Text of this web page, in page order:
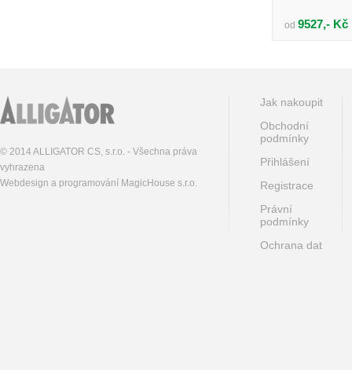
od 9527,- Kč
© 2014 ALLIGATOR CS, s.r.o. - Všechna práva
vyhrazena
Webdesign a programování MagicHouse s.r.o.
Jak nakoupit
Obchodní
podmínky
Přihlášení
Registrace
Právní
podmínky
Ochrana dat